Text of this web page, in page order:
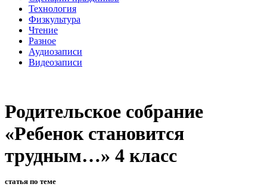
Технология
Физкультура
Чтение
Разное
Аудиозаписи
Видеозаписи
Родительское собрание
«Ребенок становится
трудным…» 4 класс
статья по теме